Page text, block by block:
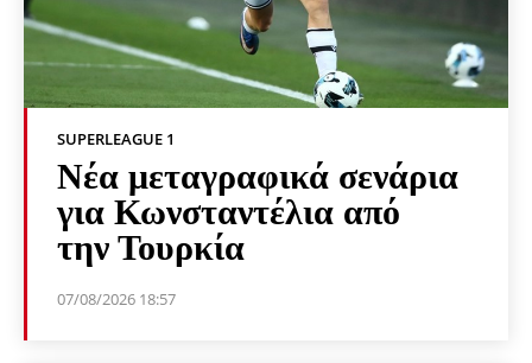
SUPERLEAGUE 1
Νέα μεταγραφικά σενάρια
για Κωνσταντέλια από
την Τουρκία
07/08/2026 18:57